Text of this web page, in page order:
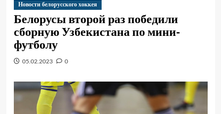
Новости белорусского хоккея
Белорусы второй раз победили
сборную Узбекистана по мини-
футболу
05.02.2023 0